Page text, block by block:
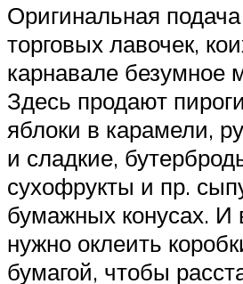
Оригинальная
торговых лавочек,
карнавале безумное
Здесь продают
яблоки в карамели,
и сладкие,
сухофрукты и пр.
бумажных конусах. И
нужно оклеить
бумагой, чтобы